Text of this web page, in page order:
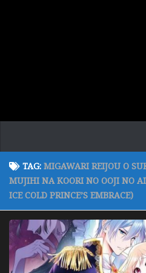
TAG: MIGAWARI REIJOU O
MUJIHI NA KOORI NO OOJI NO
ICE COLD PRINCE’S EMBRACE)